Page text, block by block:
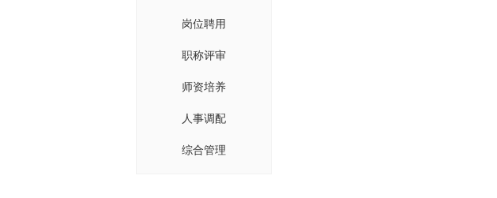
岗位聘用
职称评审
师资培养
人事调配
综合管理